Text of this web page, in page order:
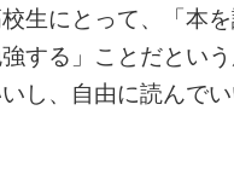
生にとって、「本
する」ことだとい
し、自由に読んで